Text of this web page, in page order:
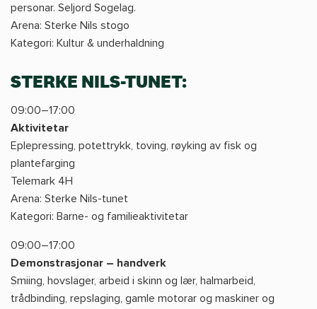
personar. Seljord Sogelag.
Arena: Sterke Nils stogo
Kategori: Kultur & underhaldning
STERKE NILS-TUNET:
09:00–17:00
Aktivitetar
Eplepressing, potettrykk, toving, røyking av fisk og
plantefarging
Telemark 4H
Arena: Sterke Nils-tunet
Kategori: Barne- og familieaktivitetar
09:00–17:00
Demonstrasjonar – handverk
Smiing, hovslager, arbeid i skinn og lær, halmarbeid,
trådbinding, repslaging, gamle motorar og maskiner og